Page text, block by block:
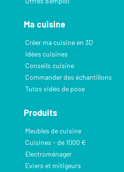
Ma cuisine
Créer ma cuisine en 3D
Idées cuisines
Conseils cuisine
Commander des échantillons
Tutos vidéo de pose
Produits
Meubles de cuisine
Cuisines - de 1000 €
Electroménager
Eviers et mitigeurs